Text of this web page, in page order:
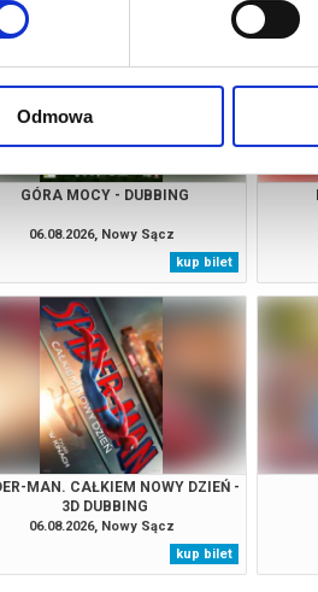
Odmowa
GÓRA MOCY - DUBBING
06.08.2026, Nowy Sącz
kup bilet
MAN. CAŁKIEM NOWY DZIEŃ -
3D DUBBING
06.08.2026, Nowy Sącz
kup bilet